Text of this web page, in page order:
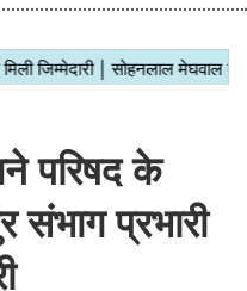
परिषद के
प्रभारी